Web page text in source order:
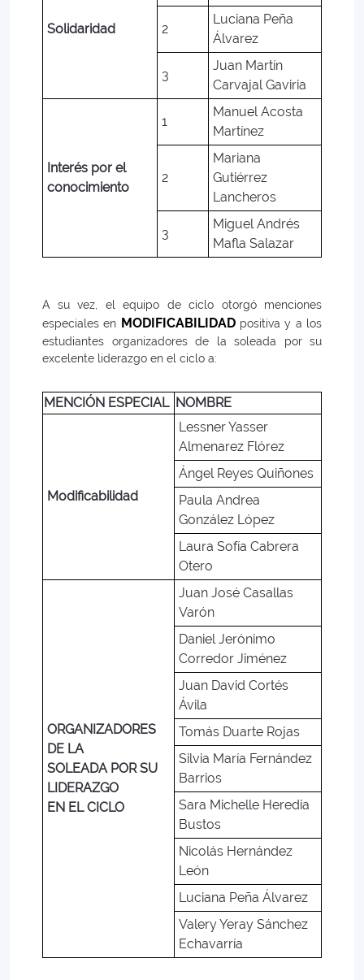
Solidaridad 2
Luciana Peña
Álvarez
3
Juan Martín
Carvajal Gaviria
Interés por el
conocimiento
1
Manuel Acosta
Martínez
2
Mariana
Gutiérrez
Lancheros
3
Miguel Andrés
Mafla Salazar
A su vez, el equipo de ciclo otorgó menciones
especiales en MODIFICABILIDADpositiva y a los
estudiantes organizadores de la soleada por su
excelente liderazgo en el ciclo a:
MENCIÓN ESPECIAL NOMBRE
Modificabilidad
Lessner Yasser
Almenarez Flórez
Ángel Reyes Quiñones
Paula Andrea
González López
Laura Sofía Cabrera
Otero
ORGANIZADORES
DE LA
SOLEADA POR SU
LIDERAZGO
EN EL CICLO
Juan José Casallas
Varón
Daniel Jerónimo
Corredor Jiménez
Juan David Cortés
Ávila
Tomás Duarte Rojas
Silvia María Fernández
Barrios
Sara Michelle Heredia
Bustos
Nicolás Hernández
León
Luciana Peña Álvarez
Valery Yeray Sánchez
Echavarría